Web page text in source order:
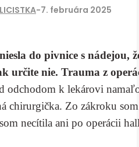
-7. februára 2025
do pivnice s
určite nie. Trauma z
odchodom k lekárovi
chirurgička. Zo zákroku
necítila ani po operácii